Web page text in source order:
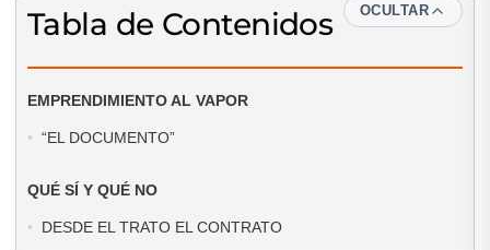
Tabla de Contenidos OCULTAR
EMPRENDIMIENTO AL VAPOR
“EL DOCUMENTO”
QUÉ SÍ Y QUÉ NO
DESDE EL TRATO EL CONTRATO